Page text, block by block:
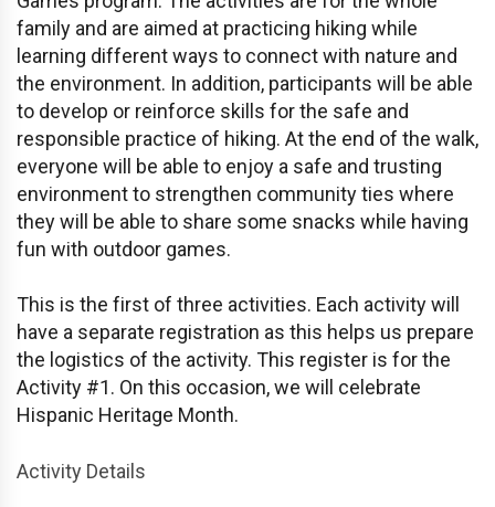
family and are aimed at practicing hiking while
learning different ways to connect with nature and
the environment. In addition, participants will be able
to develop or reinforce skills for the safe and
responsible practice of hiking. At the end of the walk,
everyone will be able to enjoy a safe and trusting
environment to strengthen community ties where
they will be able to share some snacks while having
fun with outdoor games.
This is the first of three activities. Each activity will
have a separate registration as this helps us prepare
the logistics of the activity. This register is for the
Activity #1. On this occasion, we will celebrate
Hispanic Heritage Month.
Activity Details